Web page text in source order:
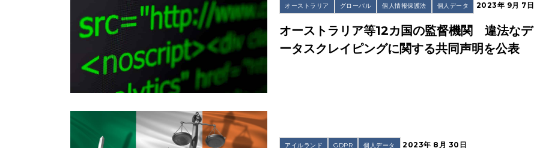
オーストラリア グローバル 個人情報保護法 個人データ 2023年 9月 7日
オーストラリア等12カ国の監督機関 違法なデ
ータスクレイピングに関する共同声明を公表
アイルランド GDPR 個人データ 2023年 8月 30日